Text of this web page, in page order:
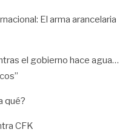
El arma arancelaria
el gobierno hace agua…
qué?
CFK